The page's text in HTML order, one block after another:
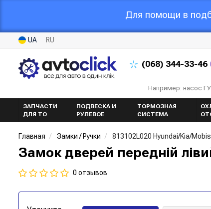
Для помощи в
UA RU
(068) 344-33-46
Например: насос
ЗАПЧАСТИ
ДЛЯ ТО
ПОДВЕСКА И
РУЛЕВОЕ
ТОРМОЗНАЯ
СИСТЕМА
Главная Замки / Ручки 813102L020 Hyundai/Kia/Mobis
Замок дверей передній
0 отзывов